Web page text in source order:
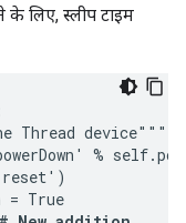
लिए, स्लीप टाइम
Thread device"""
%
= True